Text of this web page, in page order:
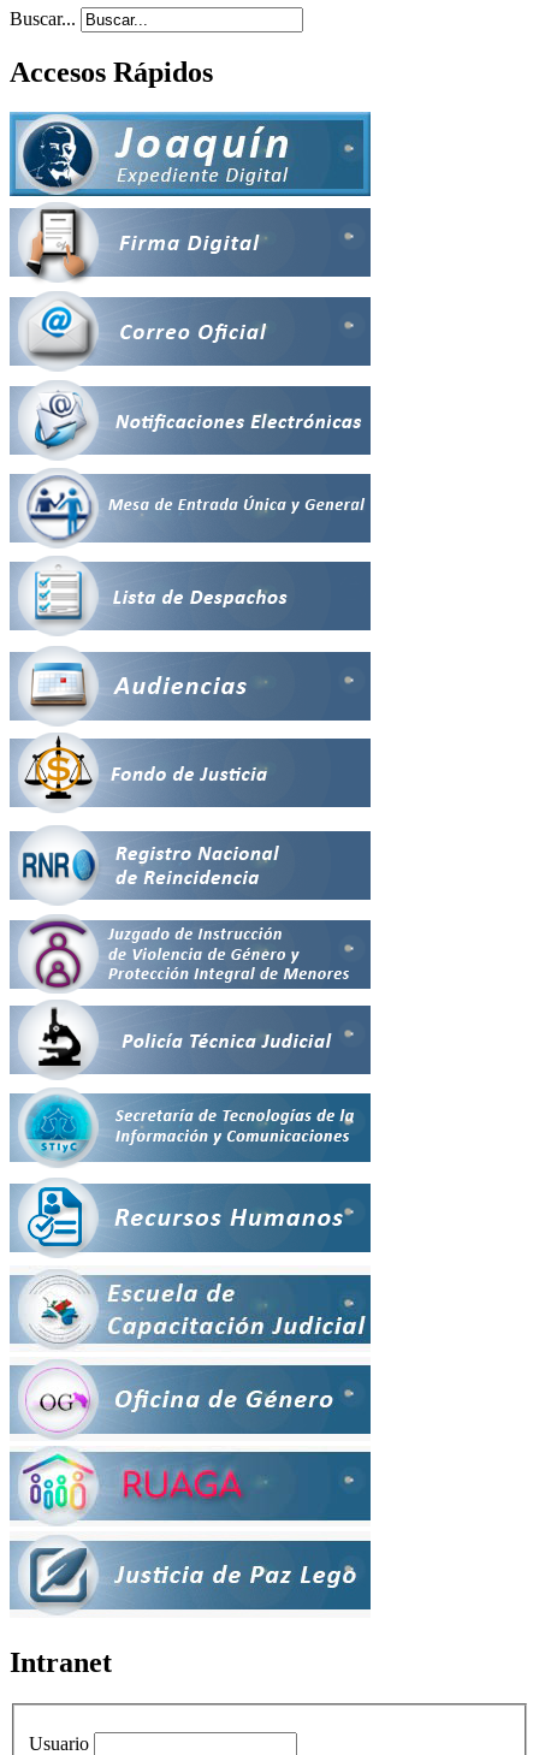
Buscar...
Accesos Rápidos
Intranet
Usuario